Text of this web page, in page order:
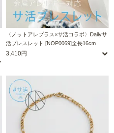
〈ノットアレプラス×サ活コラボ〉Dailyサ
活ブレスレット [NOP0069]全長16cm
3,410円